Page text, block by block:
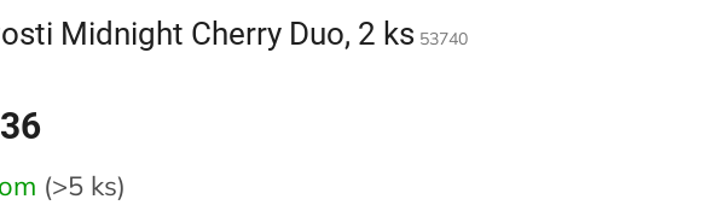
Midnight Cherry Duo, 2 ks 53740
(>5 ks)